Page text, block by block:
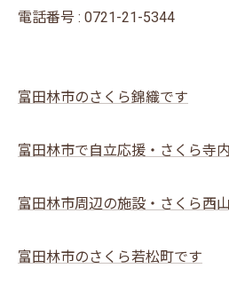
電話番号 : 0721-21-5344
富田林市のさくら錦織です
富田林市で自立応援・さくら寺
富田林市周辺の施設・さくら西
富田林市のさくら若松町です